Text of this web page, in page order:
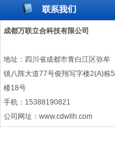
成都万联立合科技有限公司
地址：四川省成都市青白江区弥牟
镇八阵大道77号俊翔写字楼2(A)栋5
楼18号
手机：15388190821
公司网址： www.cdwllh.com